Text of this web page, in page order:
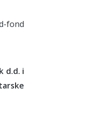
fond
d.d. i